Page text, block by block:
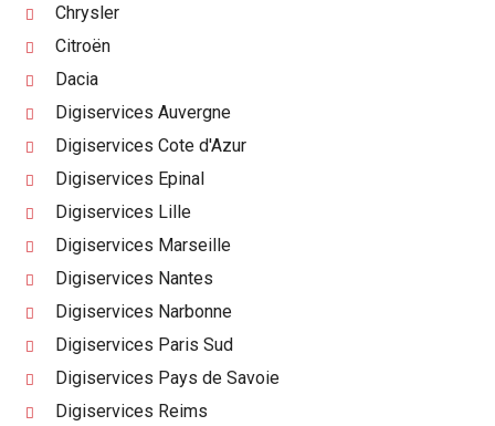
Chrysler
Citroën
Dacia
Digiservices Auvergne
Digiservices Cote d'Azur
Digiservices Epinal
Digiservices Lille
Digiservices Marseille
Digiservices Nantes
Digiservices Narbonne
Digiservices Paris Sud
Digiservices Pays de Savoie
Digiservices Reims